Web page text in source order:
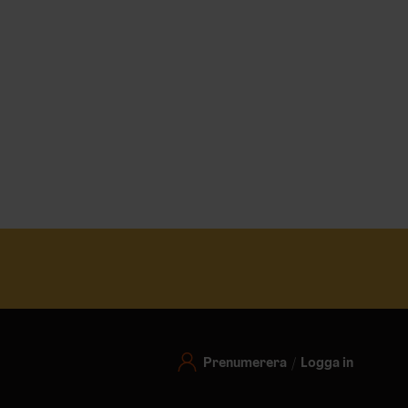
Prenumerera Logga in